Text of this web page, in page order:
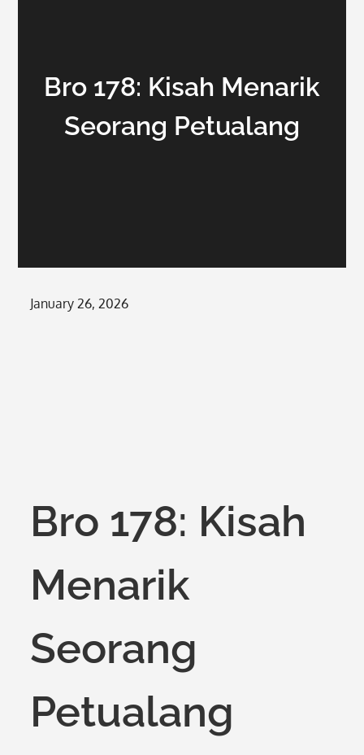
Bro 178: Kisah Menarik
Seorang Petualang
Posted
January 26, 2026
Bro 178: Kisah
Menarik
Seorang
Petualang